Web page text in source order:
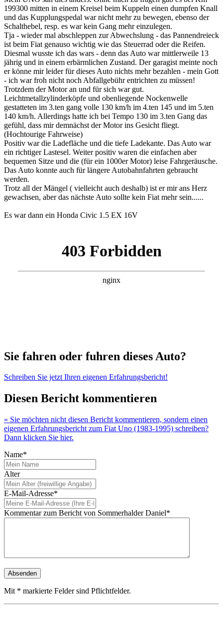
199300 mitten in einem Kreisel beim Kuppeln einen dumpfen Knall
und das Kupplungspedal war nicht mehr zu bewegen, ebenso der
Schalthebel, resp. es war kein Gang mehr einzulegen.
Tja - wieder mal abschleppen zur Abwechslung - das Pannendreieck
ist beim Fiat genauso wichtig wie das Steuerrad oder die Reifen.
Diesmal wusste ich das wars - denn das Auto war mittlerweile 13
jährig und in einem erbärmlichen Zustand. Der garagist meinte noch
er könne mir leider für dieses Auto nichts mehr bezahlen - mein Gott
- ich war froh nicht noch Abfallgebühr entrichten zu müssen!
Trotzdem der Motor an und für sich war gut.
Leichtmetallzylinderköpfe und obenliegende Nockenwelle
gestatteten im 3.ten gang volle 130 km/h im 4.ten 145 und im 5.ten
140 km/h. Allerdings hatte ich bei Tempo 130 im 3.ten Gang das
gefühl, dass mir demnächst der Motor ins Gesicht fliegt.
(Hochtourige Fahrweise)
Positiv war die Ladefläche und die tiefe Ladekante. Das Auto war
ein richtiger Lastesel. Weiter positiv waren die einfachen aber
bequemen Sitze und die (für ein 1000er Motor) leise Fahrgeräusche.
Das Auto konnte auch für längere Autobahnfahrten gebraucht
werden.
Trotz all der Mängel ( vielleicht auch deshalb) ist er mir ans Herz
gewachsen, aber das nächste Auto sollte kein Fiat mehr sein......
Es war dann ein Honda Civic 1.5 EX 16V
Sie fahren oder fuhren dieses Auto?
Schreiben Sie jetzt Ihren eigenen Erfahrungsbericht!
Diesen Bericht kommentieren
» Sie möchten nicht diesen Bericht kommentieren, sondern einen
eigenen Erfahrungsbericht zum Fiat Uno (1983-1995) schreiben?
Dann klicken Sie hier.
Name*
Alter
E-Mail-Adresse*
Kommentar zum Bericht von Sommerhalder Daniel*
Mit * markierte Felder sind Pflichtfelder.